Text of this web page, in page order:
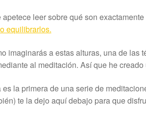
apetece leer sobre qué son
equilibrarlos.
imaginarás a estas alturas, una de las
al meditación. Así que he
es la primera de una serie de
te la dejo aquí debajo para que